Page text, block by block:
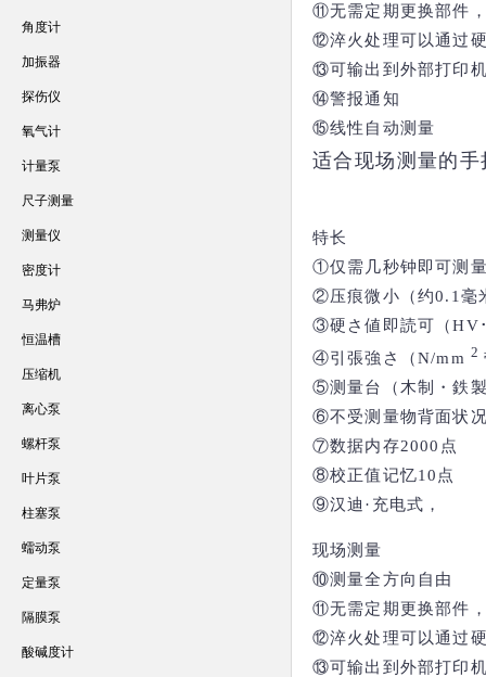
⑪无需定期更换部件
⑫淬火处理可以通过
⑬可输出到外部打印
⑭警报通知
⑮线性自动测量
适合现场测量的
特长
①仅需几秒钟即可测
②压痕微小（约0.1毫
③硬さ値即読可（HV
④引張強さ（N/mm 2
⑤测量台（木制・鉄
⑥不受测量物背面状
⑦数据内存2000点
⑧校正值记忆10点
⑨汉迪·充电式，
现场测量
⑩测量全方向自由
⑪无需定期更换部件
⑫淬火处理可以通过
⑬可输出到外部打印
角度计
加振器
探伤仪
氧气计
计量泵
尺子测量
测量仪
密度计
马弗炉
恒温槽
压缩机
离心泵
螺杆泵
叶片泵
柱塞泵
蠕动泵
定量泵
隔膜泵
酸碱度计